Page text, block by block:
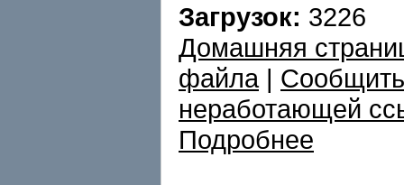
Загрузок: 3226
Домашняя
файла|
неработающей
Подробнее